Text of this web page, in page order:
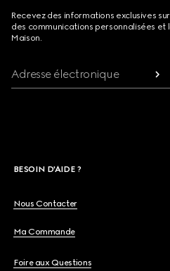
Recevez des informations exclusives
des communications personnalisées
Maison.
Adresse électronique
BESOIN D'AIDE ?
Nous Contacter
Ma Commande
Foire aux Questions